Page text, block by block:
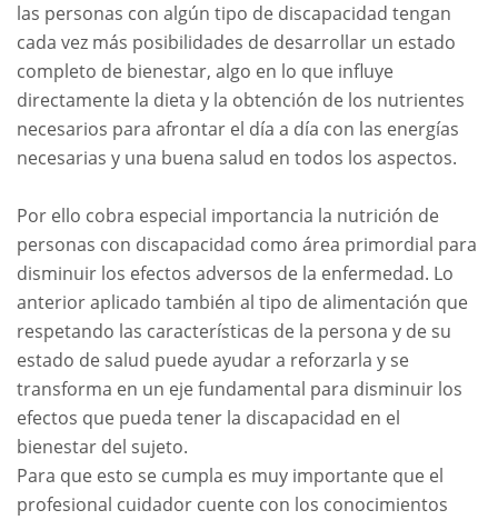
las personas con algún tipo de discapacidad tengan
cada vez más posibilidades de desarrollar un estado
completo de bienestar, algo en lo que influye
directamente la dieta y la obtención de los nutrientes
necesarios para afrontar el día a día con las energías
necesarias y una buena salud en todos los aspectos.
Por ello cobra especial importancia la nutrición de
personas con discapacidad como área primordial para
disminuir los efectos adversos de la enfermedad. Lo
anterior aplicado también al tipo de alimentación que
respetando las características de la persona y de su
estado de salud puede ayudar a reforzarla y se
transforma en un eje fundamental para disminuir los
efectos que pueda tener la discapacidad en el
bienestar del sujeto.
Para que esto se cumpla es muy importante que el
profesional cuidador cuente con los conocimientos